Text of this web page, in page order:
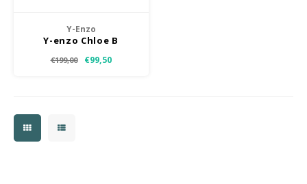
Y-Enzo
Y-enzo Chloe B
€199,00 €99,50